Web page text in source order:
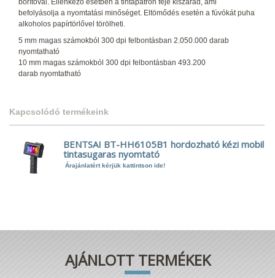
borítóval. Ellenkező esetben a tintapatron feje kiszárad, ami
befolyásolja a nyomtatási minőséget. Eltömődés esetén a fúvókát puha
alkoholos papírtörlővel törölheti.
5 mm magas számokból 300 dpi felbontásban 2.050.000 darab
nyomtatható
10 mm magas számokból 300 dpi felbontásban 493.200
darab nyomtatható
Kapcsolódó termékeink
BENTSAI BT-HH6105B1 hordozható kézi mobil
tintasugaras nyomtató
Árajánlatért kérjük kattintson ide!
AJÁNLOTT TERMÉKEK